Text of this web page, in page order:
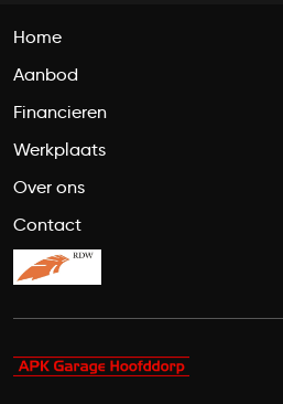
Home
Aanbod
Financieren
Werkplaats
Over ons
Contact